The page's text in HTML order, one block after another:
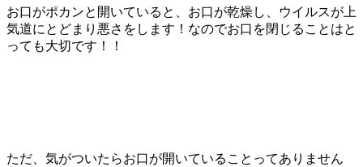
お口がポカンと開いていると、お口が乾燥し、ウイルスが上
気道にとどまり悪さをします！なのでお口を閉じることはと
っても大切です！！
ただ、気がついたらお口が開いていることってありません